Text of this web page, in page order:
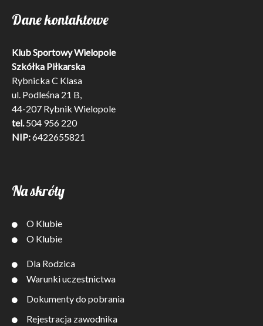
Dane kontaktowe
Klub Sportowy Wielopole
Szkółka Piłkarska
Rybnicka C Klasa
ul. Podleśna 21 B,
44-207 Rybnik Wielopole
tel. 504 956 220
NIP:6422655821
Na skróty
O Klubie
O Klubie
Dla Rodzica
Warunki uczestnictwa
Dokumenty do pobrania
Rejestracja zawodnika